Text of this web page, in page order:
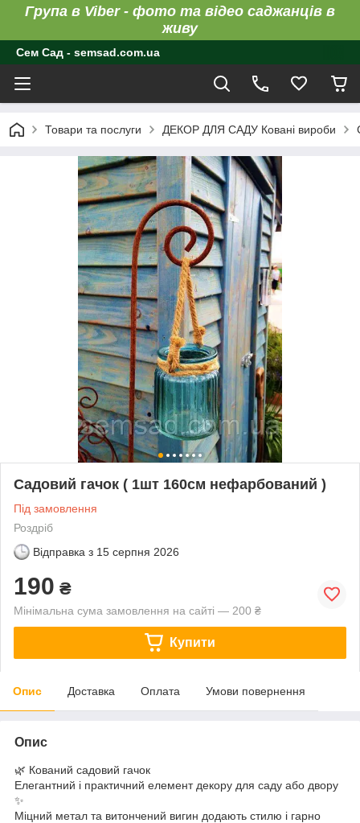
Група в Viber - фото та відео саджанців в
живу
Сем Сад - semsad.com.ua
Товари та послуги ДЕКОР ДЛЯ САДУ Ковані вироби
Садовий гачок ( 1шт 160см нефарбований )
Під замовлення
Роздріб
Відправка з 15 серпня 2026
190 ₴
Мінімальна сума замовлення на сайті — 200 ₴
Купити
Опис Доставка Оплата Умови повернення
Опис
🌿 Кований садовий гачок
Елегантний і практичний елемент декору для саду або двору
✨
Міцний метал та витончений вигин додають стилю і гарно